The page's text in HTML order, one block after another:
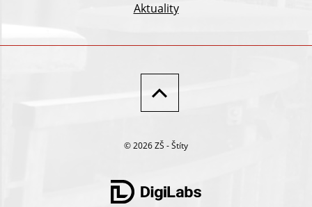
Aktuality
© 2026 ZŠ - Štíty